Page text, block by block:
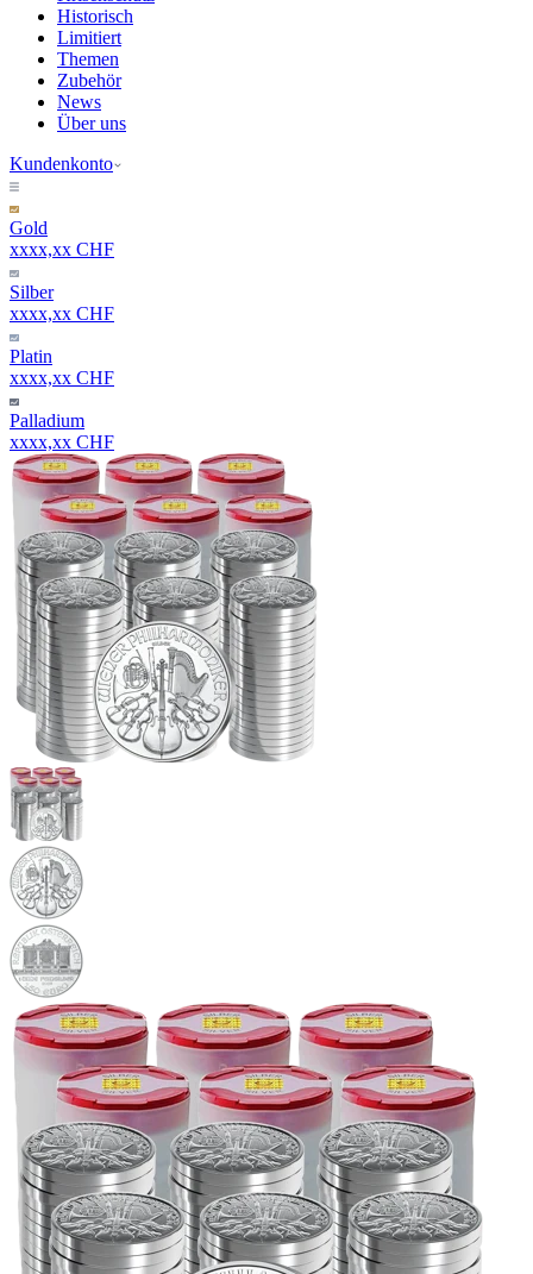
Historisch
Limitiert
Themen
Zubehör
News
Über uns
Kundenkonto
Gold
xxxx,xx CHF
Silber
xxxx,xx CHF
Platin
xxxx,xx CHF
Palladium
xxxx,xx CHF